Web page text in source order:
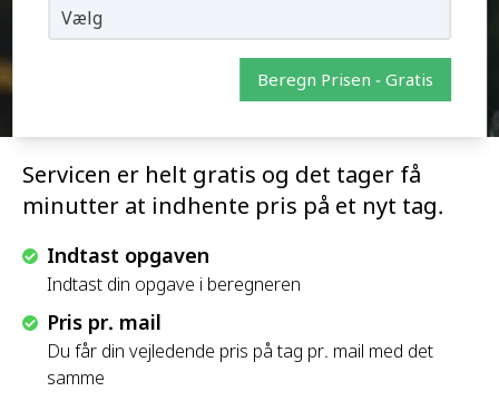
Servicen er helt gratis og det tager få
minutter at indhente pris på et nyt tag.
Indtast opgaven
Indtast din opgave i beregneren
Pris pr. mail
Du får din vejledende pris på tag pr. mail med det
samme
Beregn Prisen - Gratis